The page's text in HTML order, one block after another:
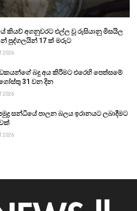
කියව් අගනුවරට එල්ල වූ රුසියානු මිසයිල
පුද්ගලයින් 17 ක් මරුට
2026
බදු අය කිරීමට එරෙහි පෙත්සමේ
31 වන දින
2026
සන්ධියේ පාලන බලය ඉරානයට ලබාදීමට
2026